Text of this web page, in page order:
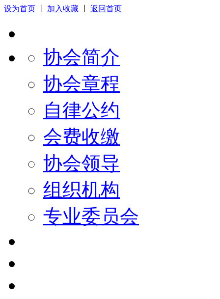
设为首页 加入收藏 返回首页
协会简介
协会章程
自律公约
会费收缴
协会领导
组织机构
专业委员会